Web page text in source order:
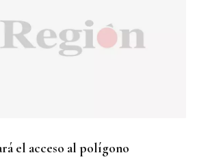
el acceso al polígono